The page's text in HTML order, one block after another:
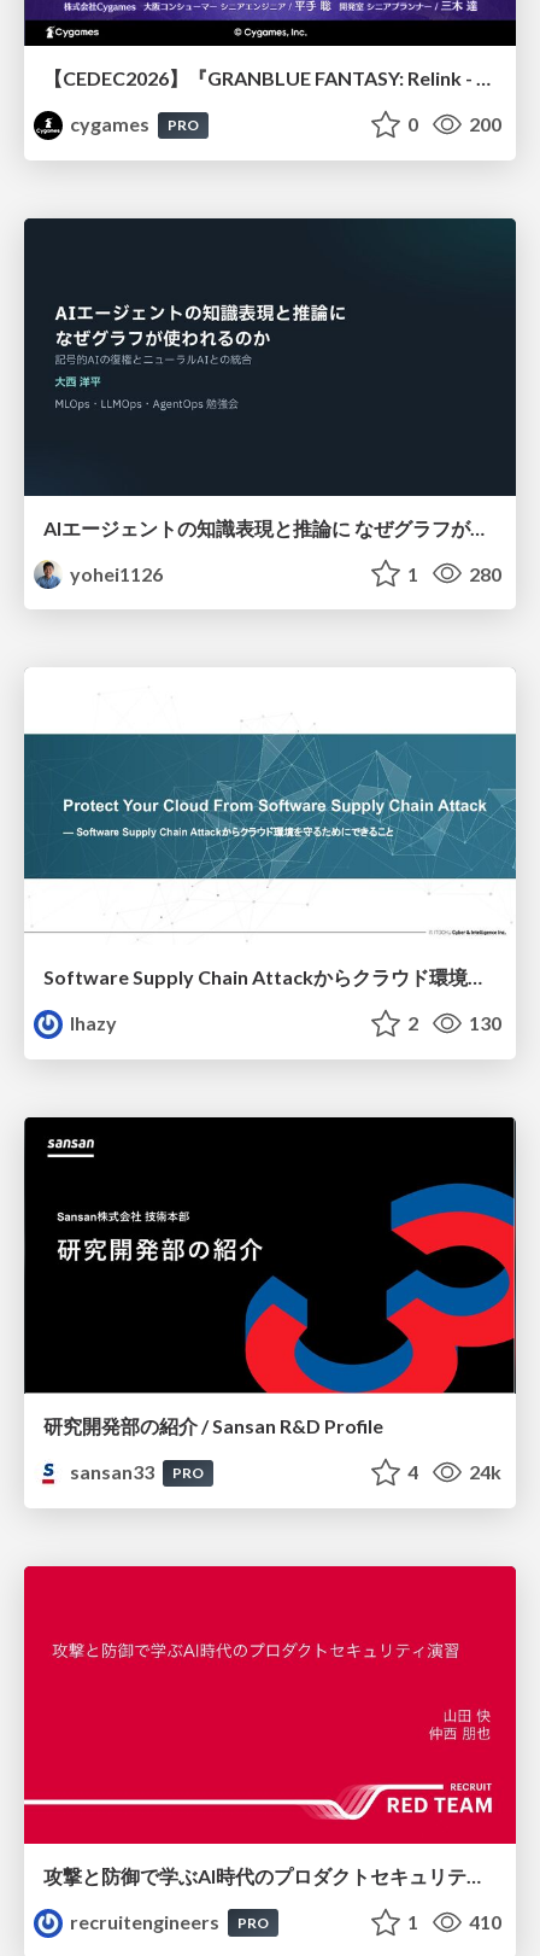
【CEDEC2026】『GRANBLUE FANTASY: Relink - Endless Ragnarok』のバトル制作事例 ～最高のキャラゲーを目指して～
cygames
PRO 0 200
AIエージェントの知識表現と推論に なぜグラフが使われるのか - 記号的AIの復権とニューラルAIとの統合
yohei1126
1 280
Software Supply Chain Attackからクラウド環境を守るためにできること
lhazy
2 130
研究開発部の紹介 / Sansan R&D Profile
sansan33
PRO 4 24k
recruitengineers
PRO 1 410